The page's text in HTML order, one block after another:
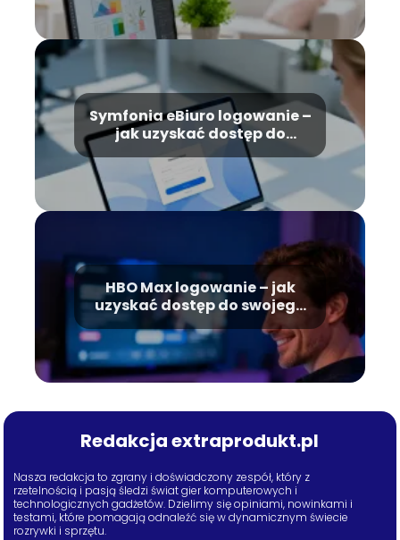
Symfonia eBiuro logowanie –
jak uzyskać dostęp do
konta?
HBO Max logowanie – jak
uzyskać dostęp do swojego
konta?
Redakcja extraprodukt.pl
Nasza redakcja to zgrany i doświadczony zespół, który z
rzetelnością i pasją śledzi świat gier komputerowych i
technologicznych gadżetów. Dzielimy się opiniami, nowinkami i
testami, które pomagają odnaleźć się w dynamicznym świecie
rozrywki i sprzętu.